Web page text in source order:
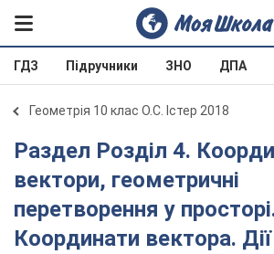
ГДЗ Підручники ЗНО ДПА
Геометрія 10 клас О.С. Істер 2018
Раздел Розділ 4. Координати,
вектори, геометричні
перетворення у
Координати вектора.